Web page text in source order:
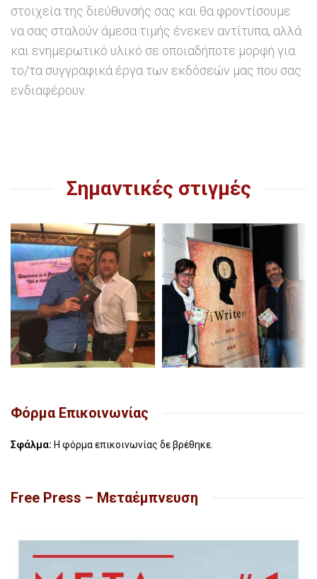
στοιχεία της διεύθυνσής σας και θα φροντίσουμε
να σας σταλούν άμεσα τιμής ένεκεν αντίτυπα, αλλά
και ενημερωτικό υλικό σε οποιαδήποτε μορφή για
το/τα συγγραφικά έργα των εκδόσεών μας που σας
ενδιαφέρουν.
Σημαντικές στιγμές
Φόρμα Επικοινωνίας
Σφάλμα: Η φόρμα επικοινωνίας δε βρέθηκε.
Free Press – Μεταέμπνευση